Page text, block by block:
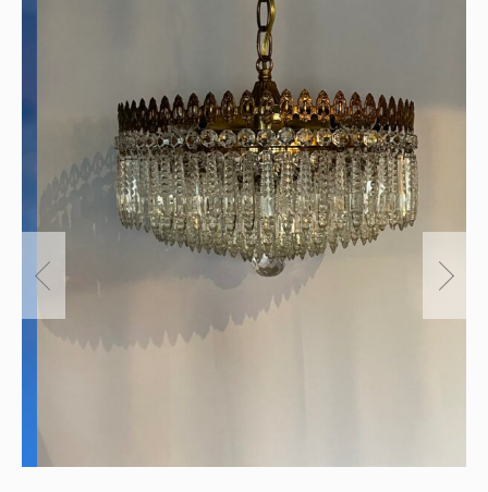
セール商品から探す
取付方法／取付事例／修理事例
Lighthouse Lightについて
ウォールランプ
フロアランプ
オリジナルランプ
フィンスタイル
アンティーク小物/家具
～
セール
並び順